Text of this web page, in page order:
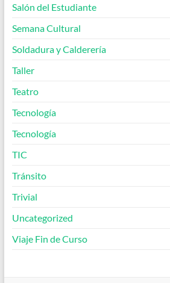
Salón del Estudiante
Semana Cultural
Soldadura y Calderería
Taller
Teatro
Tecnología
Tecnología
TIC
Tránsito
Trivial
Uncategorized
Viaje Fin de Curso